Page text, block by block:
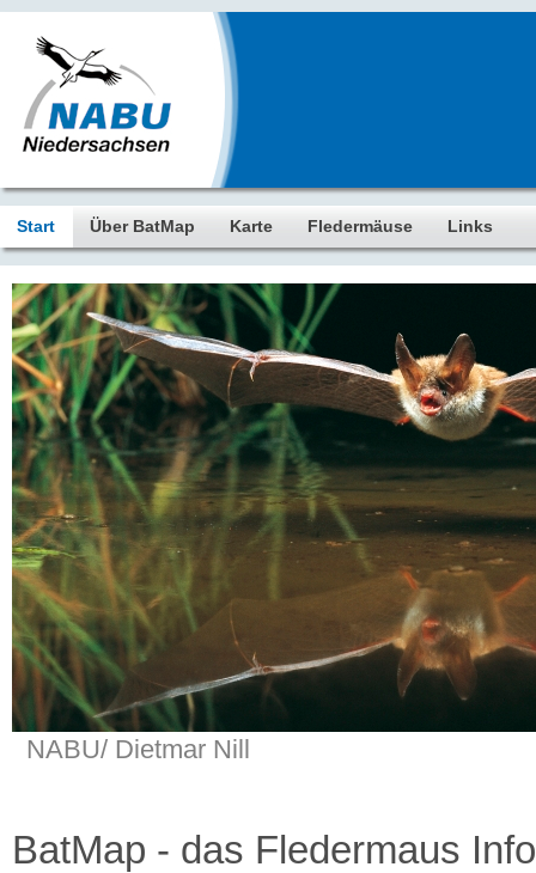
Start Über BatMap Karte Fledermäuse Links
NABU/ Dietmar Nill
BatMap - das Fledermaus